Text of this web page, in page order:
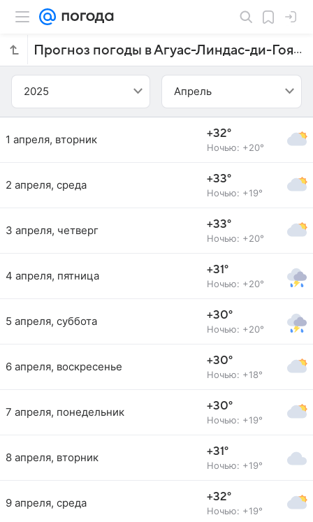
Прогноз погоды в Агуас-Линдас-ди-Гоясе на апрель 2025 года
2025 Апрель
1 апреля, вторник +32°
Ночью: +20°
2 апреля, среда +33°
Ночью: +19°
3 апреля, четверг +33°
Ночью: +20°
4 апреля, пятница +31°
Ночью: +20°
5 апреля, суббота +30°
Ночью: +20°
6 апреля, воскресенье +30°
Ночью: +18°
7 апреля, понедельник +30°
Ночью: +19°
8 апреля, вторник +31°
Ночью: +19°
9 апреля, среда +32°
Ночью: +19°